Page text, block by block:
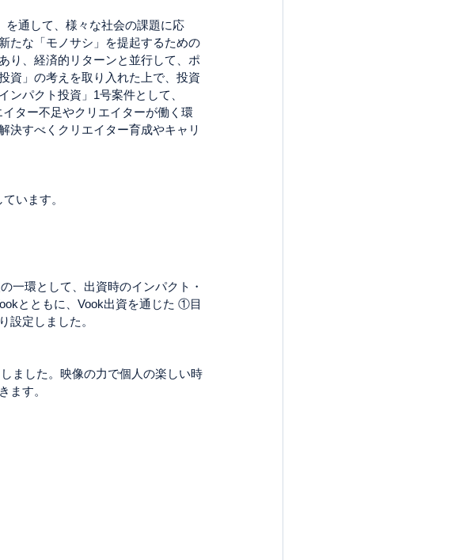
を通して、様々な社会の課題に応
たな「モノサシ」を提起するための
り、経済的リターンと並行して、ポ
資」の考えを取り入れた上で、投資
パクト投資」1号案件として、
ター不足やクリエイターが働く環
決すべくクリエイター育成やキャリ
います。
一環として、出資時のインパクト・
とともに、Vook出資を通じた ①目
定しました。
ました。映像の力で個人の楽しい時
ます。